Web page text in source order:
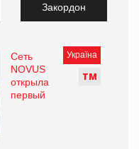
Закордон
Україна
ТМ
Сеть
NOVUS
открыла
первый